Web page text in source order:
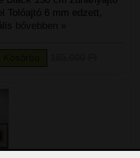
Tolóajtó 6 mm edzett,
bővebben »